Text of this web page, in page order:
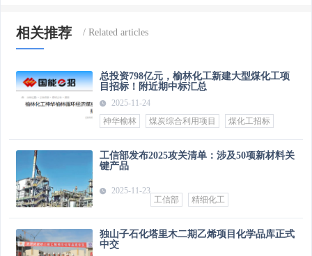
相关推荐
总投资798亿元，榆林化工新建大型煤化工项
目招标！附近期中标汇总
2025-11-24
神华榆林
煤炭综合利用项目 煤化工招标
工信部发布2025攻关清单：涉及50项新材料关
键产品
2025-11-23
工信部
精细化工
独山子石化塔里木二期乙烯项目化学品库正式
中交